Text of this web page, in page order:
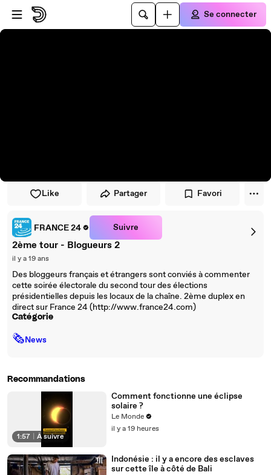
Passer au player
Passer au contenu principal
Se connecter
Like Partager Favori
FRANCE 24 Suivre
2ème tour - Blogueurs 2
il y a 19 ans
Des bloggeurs français et étrangers sont conviés à commenter
cette soirée électorale du second tour des élections
présidentielles depuis les locaux de la chaîne. 2ème duplex en
direct sur France 24 (http://www.france24.com)
Catégorie
🗞News
Recommandations
1:57 À suivre
Comment fonctionne une éclipse
solaire ?
Le Monde
il y a 19 heures
Indonésie : il y a encore des esclaves
sur cette île à côté de Bali